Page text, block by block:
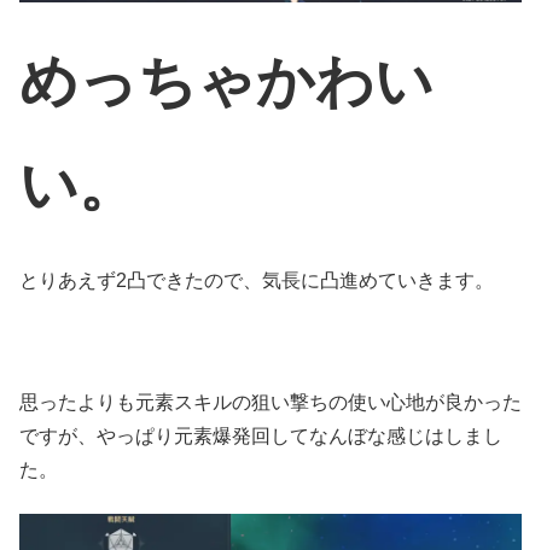
めっちゃかわい
い。
とりあえず2凸できたので、気長に凸進めていきます。
思ったよりも元素スキルの狙い撃ちの使い心地が良かった
ですが、やっぱり元素爆発回してなんぼな感じはしまし
た。